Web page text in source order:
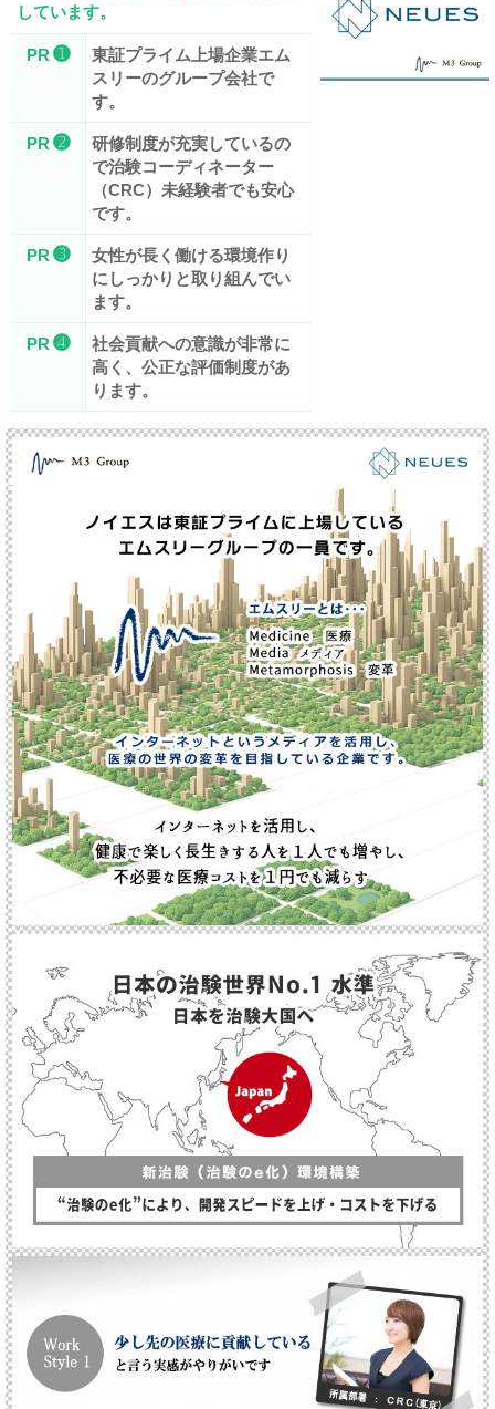
しています。
PR➊
東証プライム上場企業エム
スリーのグループ会社で
す。
PR➋
研修制度が充実しているの
で治験コーディネーター
（CRC）未経験者でも安心
です。
PR➌
女性が長く働ける環境作り
にしっかりと取り組んでい
ます。
PR➍
社会貢献への意識が非常に
高く、公正な評価制度があ
ります。